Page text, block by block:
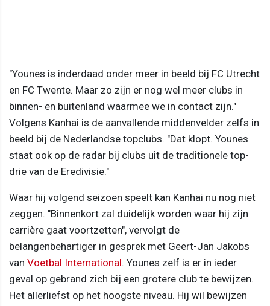
"Younes is inderdaad onder meer in beeld bij FC Utrecht
en FC Twente. Maar zo zijn er nog wel meer clubs in
binnen- en buitenland waarmee we in contact zijn."
Volgens Kanhai is de aanvallende middenvelder zelfs in
beeld bij de Nederlandse topclubs. "Dat klopt. Younes
staat ook op de radar bij clubs uit de traditionele top-
drie van de Eredivisie."
Waar hij volgend seizoen speelt kan Kanhai nu nog niet
zeggen. "Binnenkort zal duidelijk worden waar hij zijn
carrière gaat voortzetten", vervolgt de
belangenbehartiger in gesprek met Geert-Jan Jakobs
van Voetbal International. Younes zelf is er in ieder
geval op gebrand zich bij een grotere club te bewijzen.
Het allerliefst op het hoogste niveau. Hij wil bewijzen